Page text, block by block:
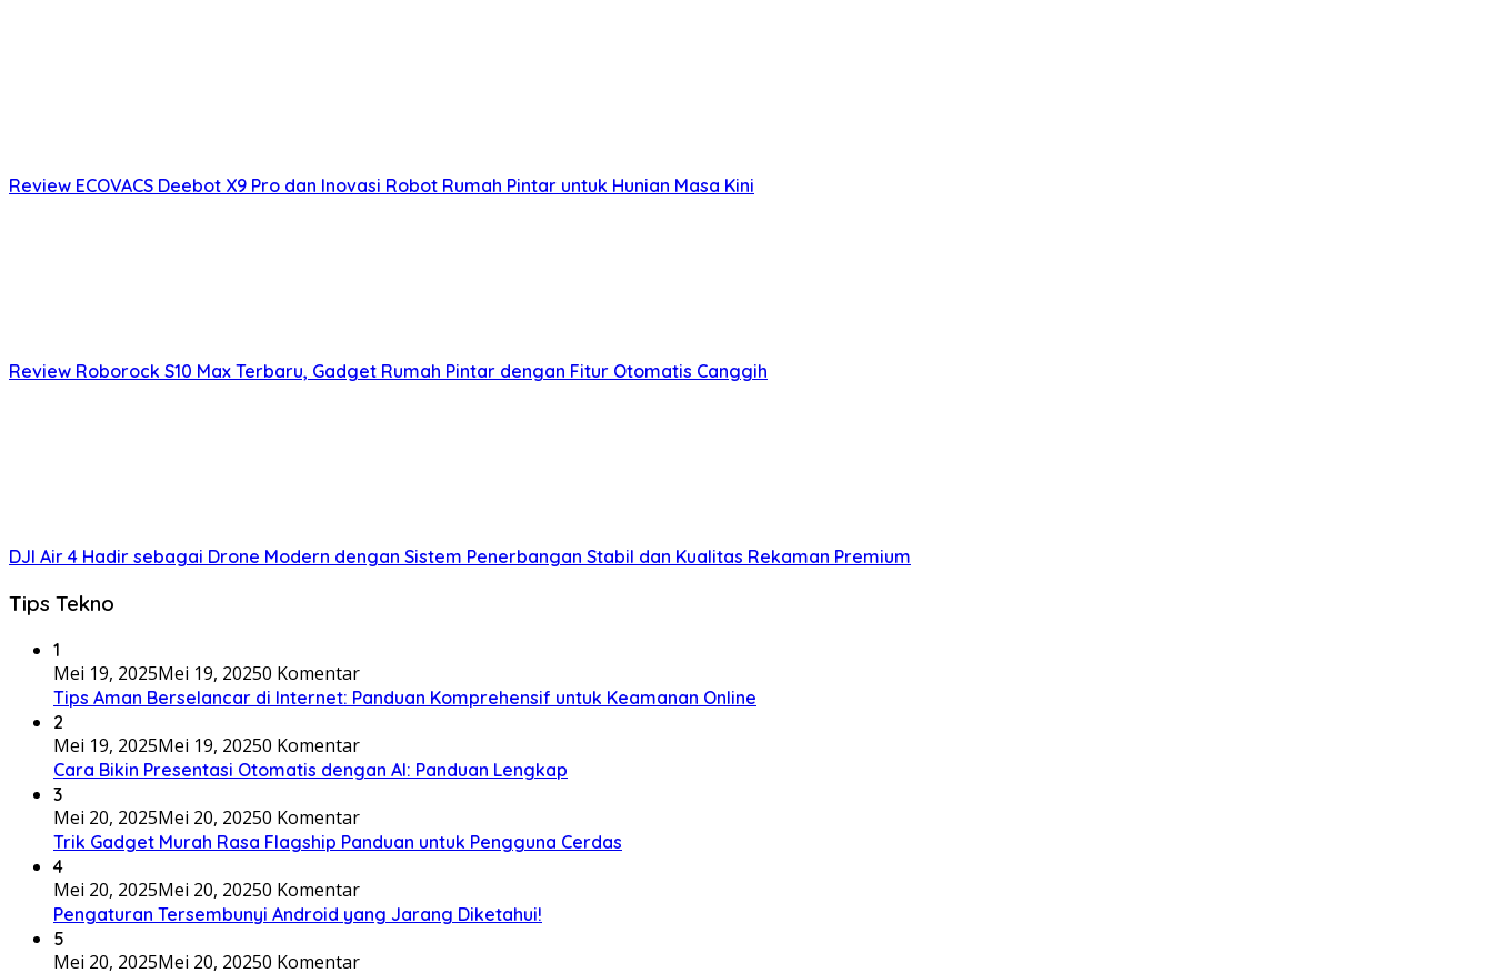
Review ECOVACS Deebot X9 Pro dan Inovasi Robot Rumah Pintar untuk Hunian Masa Kini
Review Roborock S10 Max Terbaru, Gadget Rumah Pintar dengan Fitur Otomatis Canggih
DJI Air 4 Hadir sebagai Drone Modern dengan Sistem Penerbangan Stabil dan Kualitas Rekaman Premium
Tips Tekno
1
Mei 19, 2025Mei 19, 20250 Komentar
Tips Aman Berselancar di Internet: Panduan Komprehensif untuk Keamanan Online
2
Mei 19, 2025Mei 19, 20250 Komentar
Cara Bikin Presentasi Otomatis dengan AI: Panduan Lengkap
3
Mei 20, 2025Mei 20, 20250 Komentar
Trik Gadget Murah Rasa Flagship Panduan untuk Pengguna Cerdas
4
Mei 20, 2025Mei 20, 20250 Komentar
Pengaturan Tersembunyi Android yang Jarang Diketahui!
5
Mei 20, 2025Mei 20, 20250 Komentar